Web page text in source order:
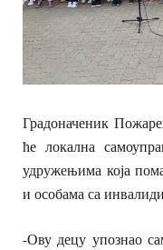
Градоначеник
ће локална
удружењима која
и особама са
-Ову децу упознао